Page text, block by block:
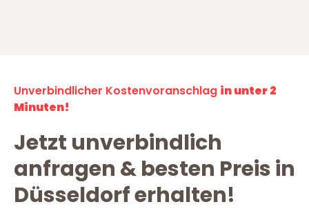
Unverbindlicher Kostenvoranschlag in unter 2
Minuten!
Jetzt unverbindlich
anfragen & besten Preis in
Düsseldorf erhalten!